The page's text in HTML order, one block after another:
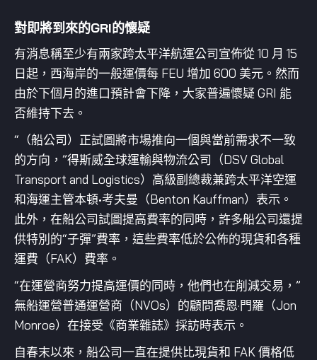
對即將到來的GRI的懷疑
有消息稱至少有兩家跨太平洋航運公司宣佈從 10 月 15
日起，西海岸的一般運價每 FEU 增加 600 美元。然而
由於下個月的進口預計會下降，大家普遍懷疑 GRI 能
否維持下去。
“（船公司）正試圖將市場推向一個與當前需求不一致
的方向，”得斯威全球運輸與物流公司（DSV Global
Transport and Logistics）高級副總裁兼跨太平洋空運
和海運主管本頓•考夫曼（Benton Kauffman）表示。
此外，在船公司試圖提高費率的同時，許多船公司還提
供特別的“子彈”費率，這些費率低於公佈的現貨和各種
運費（FAK）費率。
“在運營商努力提高運價的同時，他們也在削減交易，”
無船運營普通運營商（NVOs）的顧問喬恩·門羅（Jon
Monroe）在接受《商業雜誌》採訪時表示。
自春末以來，船公司一直在提供比現貨和 FAK 價格低